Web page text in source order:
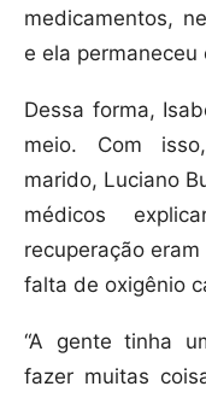
medicamentos,
e ela permaneceu
Dessa forma,
meio. Com
marido, Luciano
médicos
recuperação
falta de oxigênio
“A gente tinha
fazer muitas